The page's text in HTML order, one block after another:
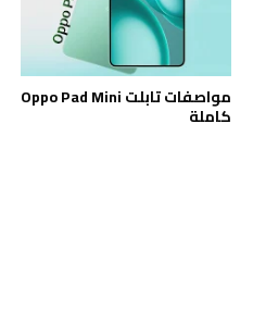
مواصفات تابلت Oppo Pad Mini
كاملة